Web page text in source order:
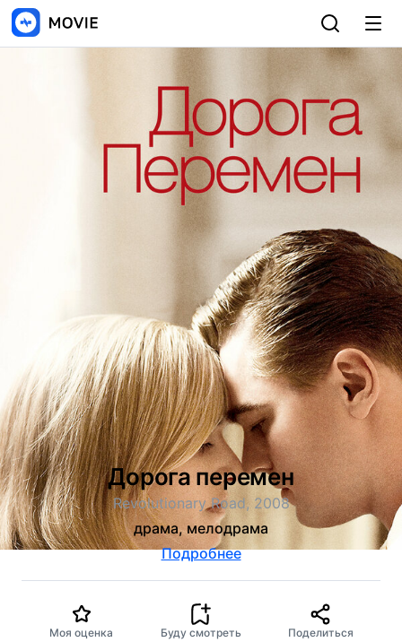
Дорога перемен
Revolutionary Road, 2008
драма, мелодрама
Подробнее
Моя оценка Буду смотреть Поделиться